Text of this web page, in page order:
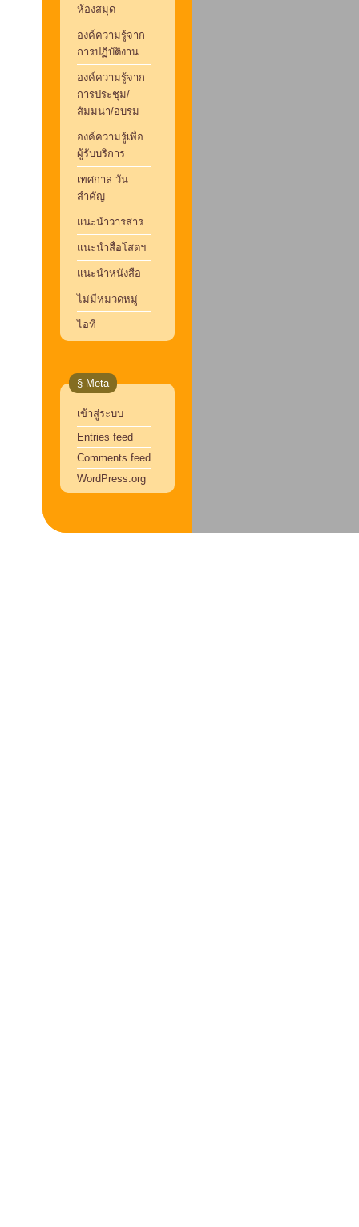
ห้องสมุด
องค์ความรู้จาก
การปฏิบัติงาน
องค์ความรู้จาก
การประชุม/
สัมมนา/อบรม
องค์ความรู้เพื่อ
ผู้รับบริการ
เทศกาล วัน
สำคัญ
แนะนำวารสาร
แนะนำสื่อโสตฯ
แนะนำหนังสือ
ไม่มีหมวดหมู่
ไอที
§ Meta
เข้าสู่ระบบ
Entries feed
Comments feed
WordPress.org